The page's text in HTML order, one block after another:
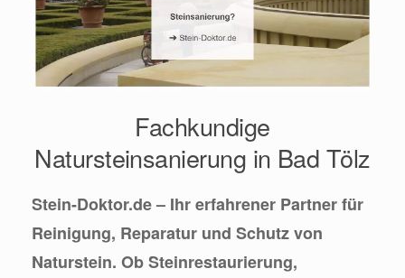
Fachkundige
Natursteinsanierung in Bad Tölz
Stein-Doktor.de – Ihr erfahrener Partner für
Reinigung, Reparatur und Schutz von
Naturstein. Ob Steinrestaurierung,